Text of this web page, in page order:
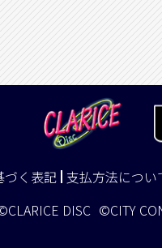
づく表記 支払方法につい
DISC ©CITY